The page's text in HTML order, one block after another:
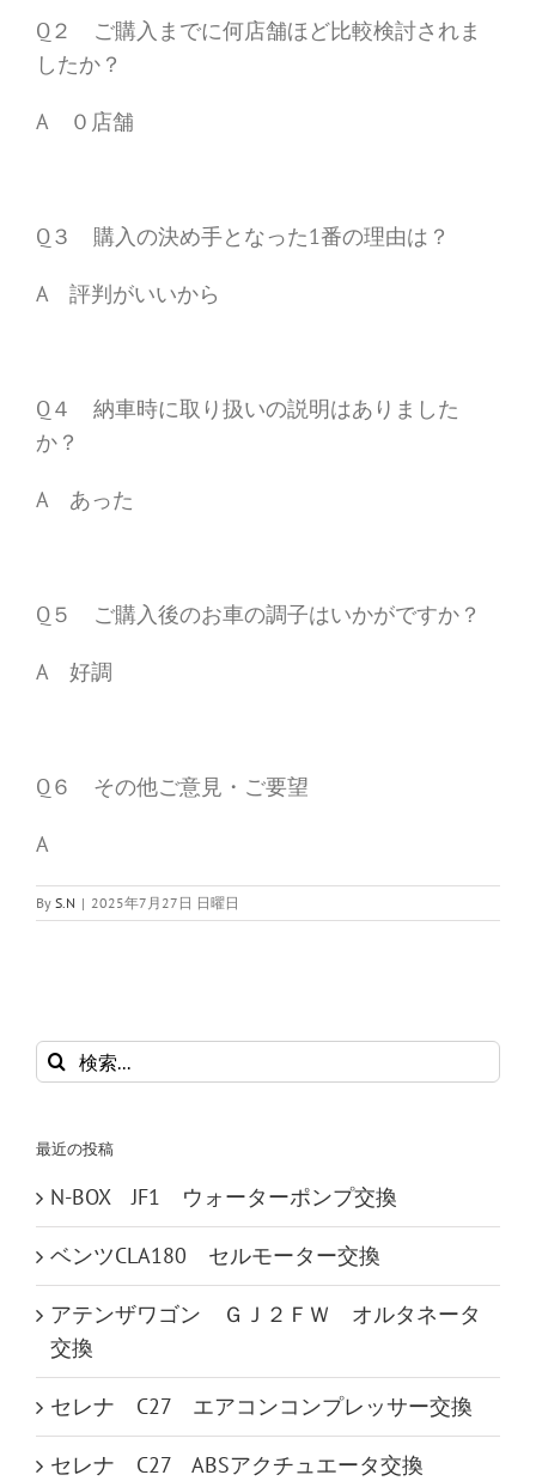
Q２ ご購入までに何店舗ほど比較検討されま
したか？
A ０店舗
Q３ 購入の決め手となった1番の理由は？
A 評判がいいから
Q４ 納車時に取り扱いの説明はありました
か？
A あった
Q５ ご購入後のお車の調子はいかがですか？
A 好調
Q６ その他ご意見・ご要望
A
By S.N | 2025年7月27日 日曜日
検
索
最近の投稿
N-BOX JF1 ウォーターポンプ交換
ベンツCLA180 セルモーター交換
アテンザワゴン ＧＪ２ＦＷ オルタネータ
交換
セレナ C27 エアコンコンプレッサー交換
セレナ C27 ABSアクチュエータ交換